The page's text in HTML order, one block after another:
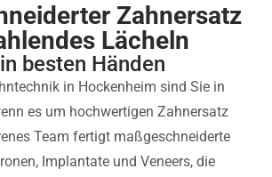
Zahnersatz
Lächeln
besten Händen
in Hockenheim sind Sie in
es um hochwertigen Zahnersatz
Team fertigt maßgeschneiderte
Implantate und Veneers, die